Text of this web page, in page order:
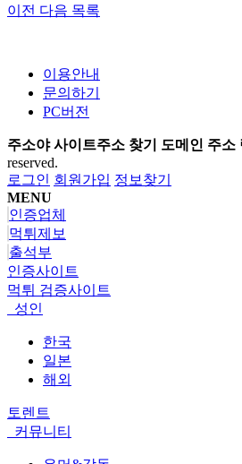
이전 다음 목록
이용안내
문의하기
PC버전
주소야 사이트주소 찾기 도메인 주소
reserved.
로그인 회원가입 정보찾기
MENU
인증업체
먹튀제보
출석부
인증사이트
먹튀 검증사이트
성인
한국
일본
해외
토렌트
커뮤니티